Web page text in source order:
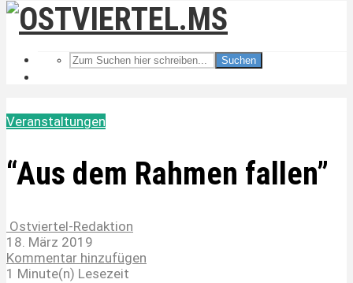
Suchen
Veranstaltungen
“Aus dem Rahmen fallen”
Ostviertel-Redaktion
18. März 2019
Kommentar hinzufügen
1 Minute(n) Lesezeit